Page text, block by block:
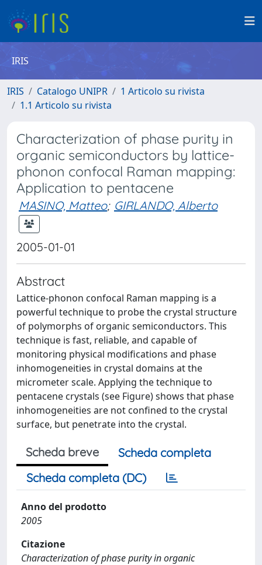
IRIS
IRIS Catalogo UNIPR
1 Articolo su rivista
1.1 Articolo su rivista
Characterization of phase purity in
organic semiconductors by lattice-
phonon confocal Raman mapping:
Application to pentacene
MASINO, Matteo; GIRLANDO, Alberto
2005-01-01
Abstract
Lattice-phonon confocal Raman mapping is a
powerful technique to probe the crystal structure
of polymorphs of organic semiconductors. This
technique is fast, reliable, and capable of
monitoring physical modifications and phase
inhomogeneities in crystal domains at the
micrometer scale. Applying the technique to
pentacene crystals (see Figure) shows that phase
inhomogeneities are not confined to the crystal
surface, but penetrate into the crystal.
Scheda breve
Scheda completa
Scheda completa (DC)
Anno del prodotto
2005
Citazione
Characterization of phase purity in organic